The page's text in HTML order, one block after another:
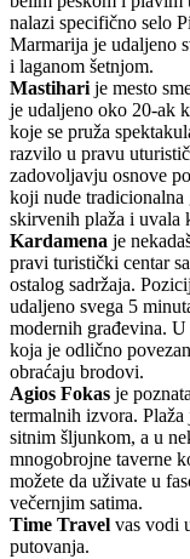
nalazi specifično selo
Marmarija je udaljeno
i laganom šetnjom.
Mastihari je mesto
je udaljeno oko 20-ak
koje se pruža
razvilo u pravu
zadovoljavju osnove
koji nude tradicionalna
skirvenih plaža i uvala
Kardamena je
pravi turistički centar
ostalog sadržaja.
udaljeno svega 5
modernih građevina.
koja je odlično
obraćaju brodovi.
Agios Fokas je
termalnih izvora.
sitnim šljunkom, a u
mnogobrojne taverne
možete da uživate u
večernjim satima.
Time Travel vas vodi
putovanja.